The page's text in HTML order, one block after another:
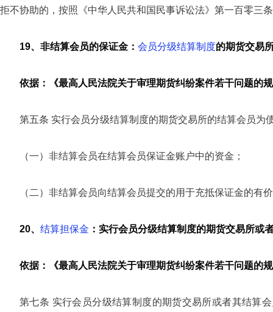
拒不协助的，按照《中华人民共和国民事诉讼法》第一百零三
19、非结算会员的保证金： 会员分级结算制度的期货交易
依据：《最高人民法院关于审理期货纠纷案件若干问题的
第五条 实行会员分级结算制度的期货交易所的结算会员
（一）非结算会员在结算会员保证金账户中的资金；
（二）非结算会员向结算会员提交的用于充抵保证金的有
20、 结算担保金 ：实行会员分级结算制度的期货交易所
依据：《最高人民法院关于审理期货纠纷案件若干问题的
第七条 实行会员分级结算制度的期货交易所或者其结算